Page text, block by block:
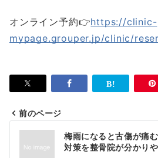
オンライン予約👉https://clinic-
mypage.grouper.jp/clinic/
投
前のページ
梅雨になると古傷が痛
対策を整骨院が分かり